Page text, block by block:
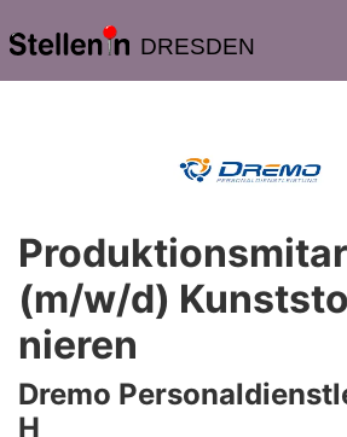
DRESDEN
(m/w/d)
nieren
Dremo
H